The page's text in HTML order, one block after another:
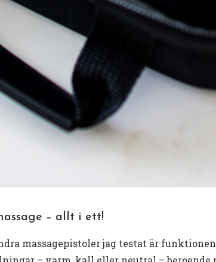
– allt i ett!
massagepistoler jag testat är